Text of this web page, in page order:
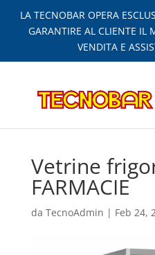
LA TECNOBAR OPERA
GARANTIRE AL CLIENTE IL
VENDITA E
Vetrine
FARMACIE
da TecnoAdmin | Feb 24,